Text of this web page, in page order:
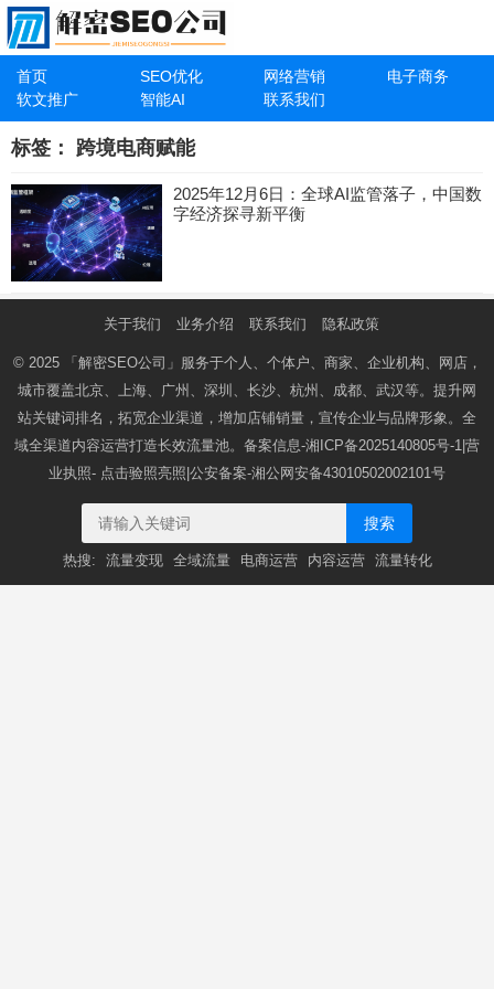
首页 SEO优化 网络营销
电子商务
软文推广
智能AI 联系我们
标签： 跨境电商赋能
2025年12月6日：全球AI监管落子，中国数
字经济探寻新平衡
关于我们 业务介绍 联系我们 隐私政策
© 2025 「解密SEO公司」 服务于个人、个体户、商家、企业机构、网店，
城市覆盖北京、上海、广州、深圳、长沙、杭州、成都、武汉等。提升网
站关键词排名，拓宽企业渠道，增加店铺销量，宣传企业与品牌形象。全
域全渠道内容运营打造长效流量池。备案信息-湘ICP备2025140805号-1 |营
业执照- 点击验照亮照 |公安备案-湘公网安备43010502002101号
搜索
热搜: 流量变现 全域流量 电商运营 内容运营 流量转化